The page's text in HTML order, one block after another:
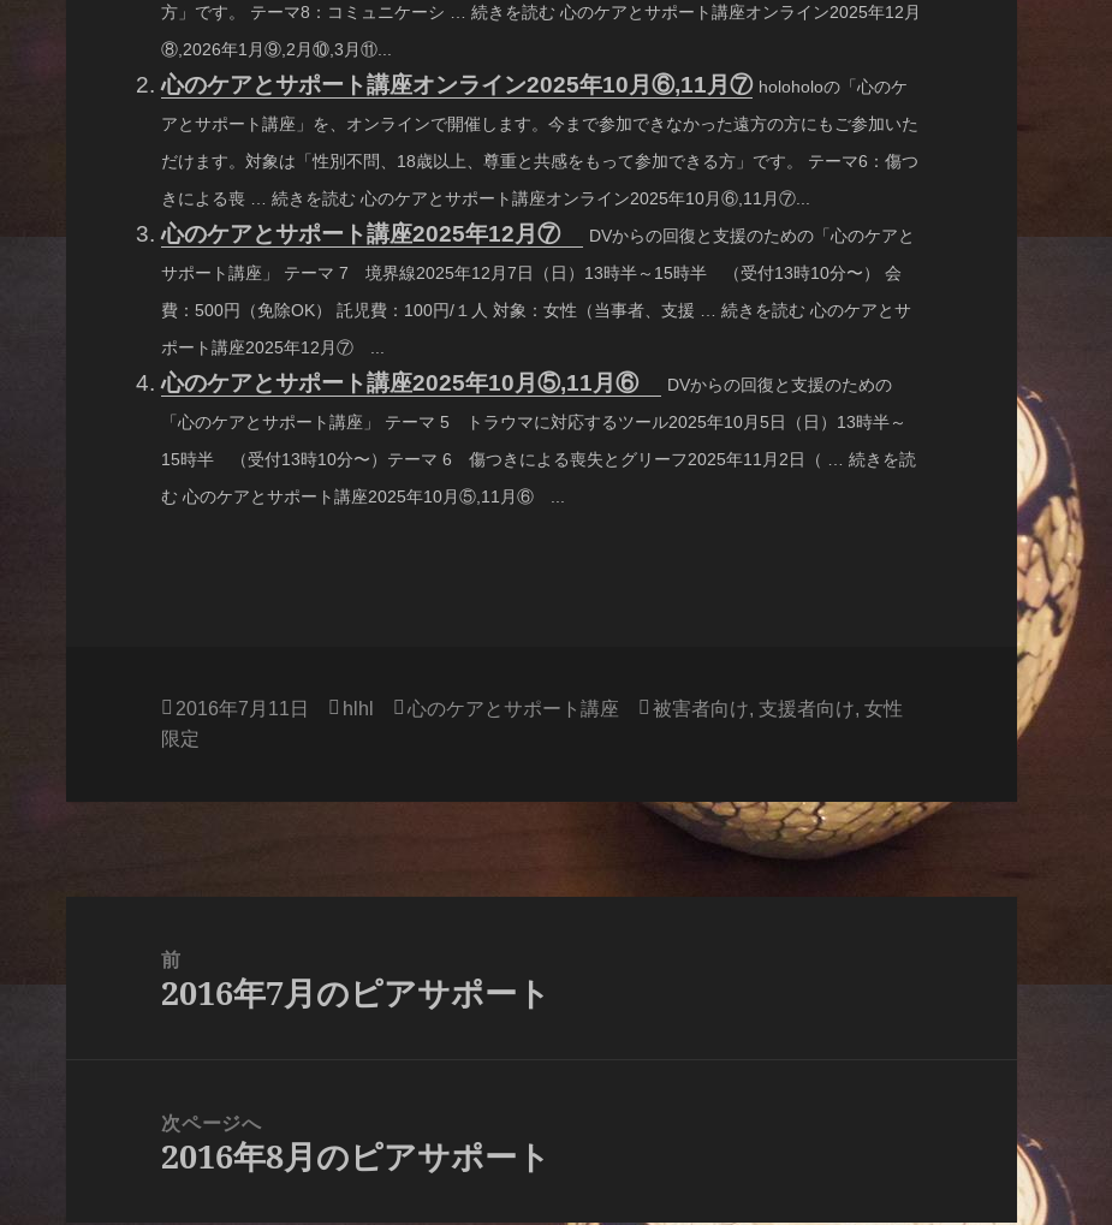
方」です。 テーマ8：コミュニケーシ … 続きを読む 心のケアとサポート講座オンライン2025年12月
⑧,2026年1月⑨,2月⑩,3月⑪...
心のケアとサポート講座オンライン2025年10月⑥,11月⑦ holoholoの「心のケ
アとサポート講座」を、オンラインで開催します。今まで参加できなかった遠方の方にもご参加いた
だけます。対象は「性別不問、18歳以上、尊重と共感をもって参加できる方」です。 テーマ6：傷つ
きによる喪 … 続きを読む 心のケアとサポート講座オンライン2025年10月⑥,11月⑦...
心のケアとサポート講座2025年12月⑦
DVからの回復と支援のための「心のケアと
サポート講座」 テーマ 7 境界線2025年12月7日（日）13時半～15時半 （受付13時10分〜） 会
費：500円（免除OK） 託児費：100円/１人 対象：女性（当事者、支援 … 続きを読む 心のケアとサ
ポート講座2025年12月⑦ ...
心のケアとサポート講座2025年10月⑤,11月⑥
DVからの回復と支援のための
「心のケアとサポート講座」 テーマ 5 トラウマに対応するツール2025年10月5日（日）13時半～
15時半 （受付13時10分〜）テーマ 6 傷つきによる喪失とグリーフ2025年11月2日（ … 続きを読
む 心のケアとサポート講座2025年10月⑤,11月⑥ ...
投
稿
2016年7月11日
作
hlhl
カ
心のケアとサポート講座
タ
被害者向け, 支援者向け,女性
限定
ナ
前
前
2016年7月のピアサポート
次ページへ
次
2016年8月のピアサポート